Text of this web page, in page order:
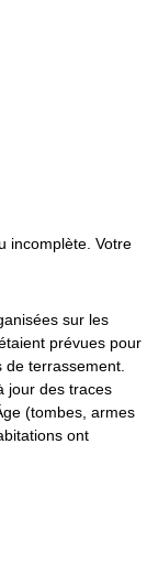
incomplète. Votre
sur les
prévues pour
terrassement.
jour des traces
(tombes, armes
ont